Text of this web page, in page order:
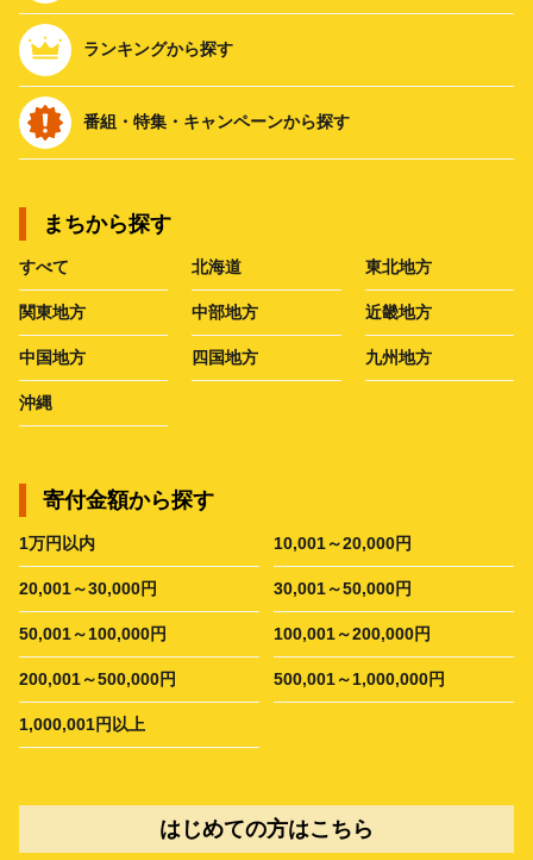
ランキングから探す
番組・特集・キャンペーンから探す
まちから探す
すべて 北海道 東北地方
関東地方 中部地方 近畿地方
中国地方 四国地方 九州地方
沖縄
寄付金額から探す
1万円以内 10,001～20,000円
20,001～30,000円 30,001～50,000円
50,001～100,000円 100,001～200,000円
200,001～500,000円 500,001～1,000,000円
1,000,001円以上
はじめての方はこちら